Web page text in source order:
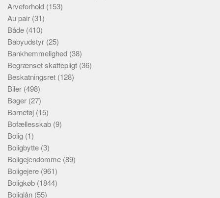
Arveforhold (153)
Au pair (31)
Både (410)
Babyudstyr (25)
Bankhemmelighed (38)
Begrænset skattepligt (36)
Beskatningsret (128)
Biler (498)
Bøger (27)
Børnetøj (15)
Bofællesskab (9)
Bolig (1)
Boligbytte (3)
Boligejendomme (89)
Boligejere (961)
Boligkøb (1844)
Boliglån (55)